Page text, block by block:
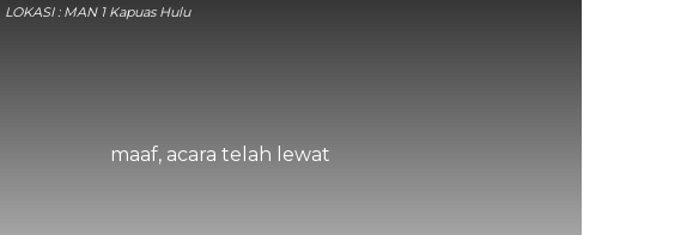
LOKASI : MAN 1 Kapuas Hulu
maaf, acara telah lewat